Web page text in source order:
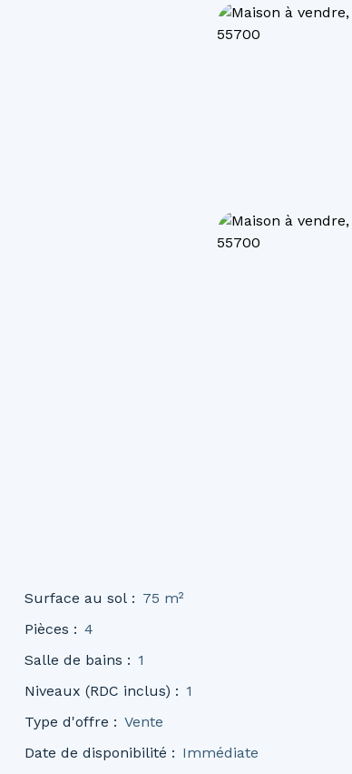
Surface au sol : 75 m²
Pièces : 4
Salle de bains : 1
Niveaux (RDC inclus) : 1
Type d'offre : Vente
Date de disponibilité : Immédiate